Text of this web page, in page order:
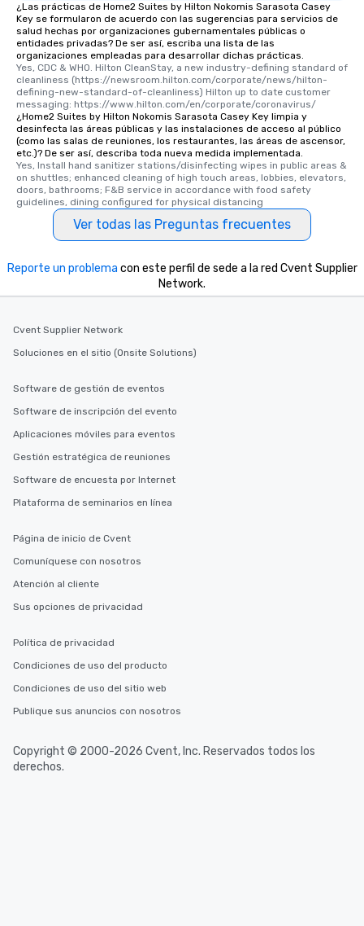
¿Las prácticas de Home2 Suites by Hilton Nokomis Sarasota Casey
Key se formularon de acuerdo con las sugerencias para servicios de
salud hechas por organizaciones gubernamentales públicas o
entidades privadas? De ser así, escriba una lista de las
organizaciones empleadas para desarrollar dichas prácticas.
Yes, CDC & WHO. Hilton CleanStay, a new industry-defining standard of
cleanliness (https://newsroom.hilton.com/corporate/news/hilton-
defining-new-standard-of-cleanliness) Hilton up to date customer
messaging: https://www.hilton.com/en/corporate/coronavirus/
¿Home2 Suites by Hilton Nokomis Sarasota Casey Key limpia y
desinfecta las áreas públicas y las instalaciones de acceso al público
(como las salas de reuniones, los restaurantes, las áreas de ascensor,
etc.)? De ser así, describa toda nueva medida implementada.
Yes, Install hand sanitizer stations/disinfecting wipes in public areas &
on shuttles; enhanced cleaning of high touch areas, lobbies, elevators,
doors, bathrooms; F&B service in accordance with food safety
guidelines, dining configured for physical distancing
Ver todas las Preguntas frecuentes
Reporte un problema con este perfil de sede a la red Cvent Supplier
Network.
Cvent Supplier Network
Soluciones en el sitio (Onsite Solutions)
Software de gestión de eventos
Software de inscripción del evento
Aplicaciones móviles para eventos
Gestión estratégica de reuniones
Software de encuesta por Internet
Plataforma de seminarios en línea
Página de inicio de Cvent
Comuníquese con nosotros
Atención al cliente
Sus opciones de privacidad
Política de privacidad
Condiciones de uso del producto
Condiciones de uso del sitio web
Publique sus anuncios con nosotros
Copyright © 2000-2026 Cvent, Inc. Reservados todos los
derechos.